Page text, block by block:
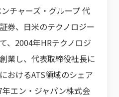
チャーズ・グループ 代
券、日米のテクノロジー
、2004年HRテクノロジ
業し、代表取締役社長に
おけるATS領域のシェア
エン・ジャパン株式会